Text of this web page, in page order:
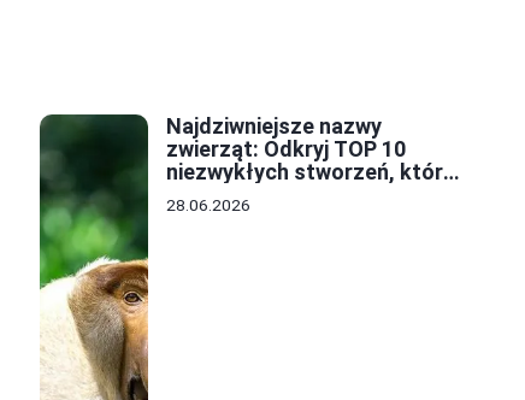
Najdziwniejsze nazwy
zwierząt: Odkryj TOP 10
niezwykłych stworzeń, które
zaskoczą każdego
28.06.2026